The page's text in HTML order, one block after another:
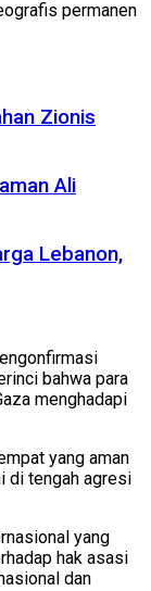
permanen
Zionis
Ali
Lebanon,
bahwa para
menghadapi
yang aman
di tengah agresi
yang
hak asasi
dan